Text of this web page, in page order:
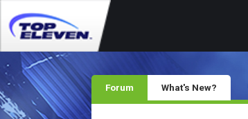
Forum What's New?